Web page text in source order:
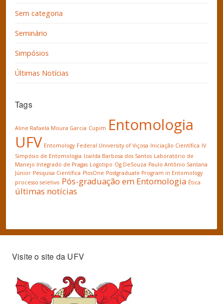
Sem categoria
Seminário
Simpósios
Últimas Notícias
Tags
Aline Rafaela Moura Garcia Cupim Entomologia
UFV Entomology Federal University of Viçosa Iniciação Científica IV
Simpósio de Entomologia Izailda Barbosa dos Santos Laboratório de
Manejo Integrado de Pragas Logotipo Og DeSouza Paulo Antônio Santana
Júnior Pesquisa Científica PlosOne Postgraduate Program in Entomology
processo seletivo Pós-graduação em Entomologia Ética
últimas notícias
Visite o site da UFV